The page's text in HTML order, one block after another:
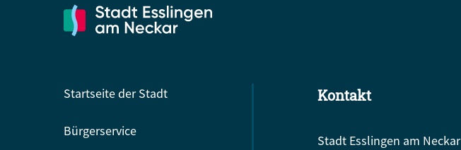
Startseite der Stadt
Bürgerservice
Kontakt
Stadt Esslingen am Neckar